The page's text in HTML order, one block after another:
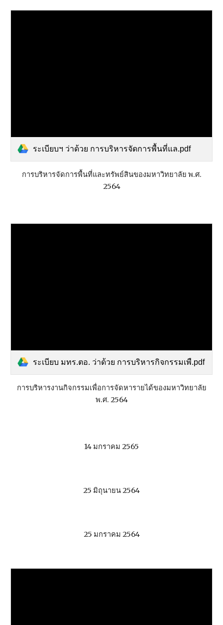
ระเบียบฯ ว่าด้วย การบริหารจัดการพื้นที่แล.pdf
การบริหารจัดการพื้นที่และทรัพย์สินของมหาวิทยาลัย พ.ศ.
2564
ระเบียบ มทร.ตอ. ว่าด้วย การบริหารกิจกรรมเพื.pdf
การบริหารงานกิจกรรมเพื่อการจัดหารายได้ของมหาวิทยาลัย
พ.ศ. 2564
14 มกราคม 2565
25 มิถุนายน 2564
25 มกราคม 2564